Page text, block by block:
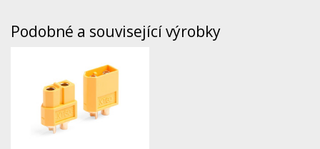
Podobné a související výrobky